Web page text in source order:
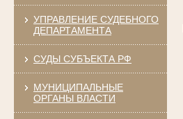
УПРАВЛЕНИЕ СУДЕБНОГО
ДЕПАРТАМЕНТА
СУДЫ СУБЪЕКТА РФ
МУНИЦИПАЛЬНЫЕ
ОРГАНЫ ВЛАСТИ